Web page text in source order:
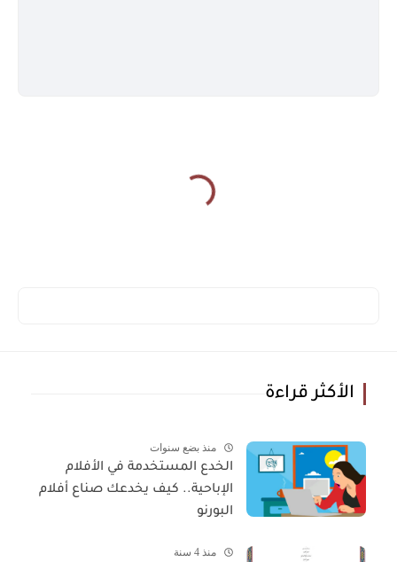
الأكثر قراءة
منذ بضع سنوات
الخدع المستخدمة في الأفلام
الإباحية.. كيف يخدعك صناع أفلام
البورنو
منذ 4 سنة